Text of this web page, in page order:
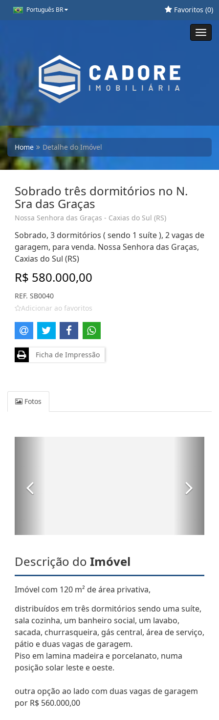
Português BR Favoritos (0)
Home Detalhe do Imóvel
Sobrado três dormitórios no N.
Sra das Graças
Nossa Senhora das Graças - Caxias do Sul (RS)
Sobrado, 3 dormitórios ( sendo 1 suíte ), 2 vagas de
garagem, para venda. Nossa Senhora das Graças,
Caxias do Sul (RS)
R$ 580.000,00
REF. SB0040
Adicionar ao favoritos
Ficha de Impressão
Fotos
Descrição do Imóvel
Imóvel com 120 m² de área privativa,
distribuídos em três dormitórios sendo uma suíte,
sala cozinha, um banheiro social, um lavabo,
sacada, churrasqueira, gás central, área de serviço,
pátio e duas vagas de garagem.
Piso em lamina madeira e porcelanato, numa
posição solar leste e oeste.
outra opção ao lado com duas vagas de garagem
por R$ 560.000,00